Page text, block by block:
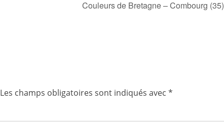
Couleurs de Bretagne – Combourg (35)
Les champs obligatoires sont indiqués avec *